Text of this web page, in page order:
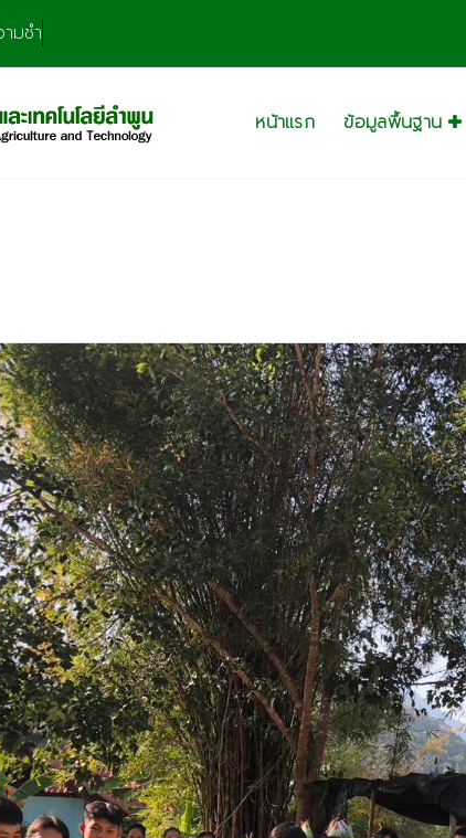
ชำนาญ มุ่งการสร้างสรร
หน้าแรก ข้อมูลพื้นฐาน